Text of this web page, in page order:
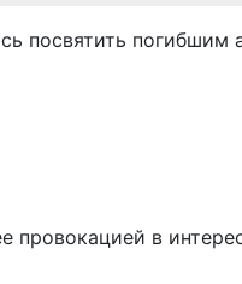
посвятить погибшим
в